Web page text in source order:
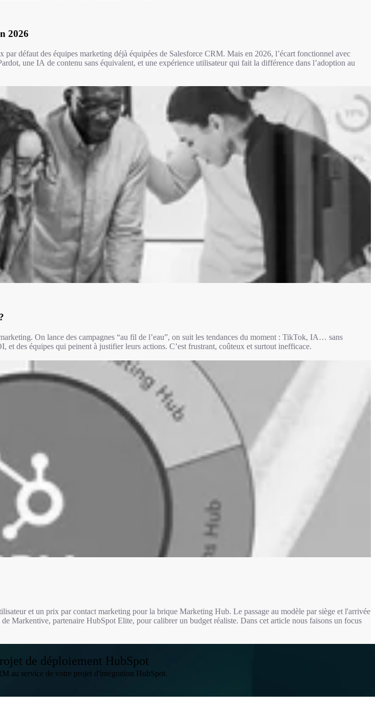
2026
défaut des équipes marketing déjà équipées de Salesforce CRM. Mais en 2026, l’écart fonctionnel avec
une IA de contenu sans équivalent, et une expérience utilisateur qui fait la différence dans l’adoption au
On lance des campagnes “au fil de l’eau”, on suit les tendances du moment : TikTok, IA… sans
et des équipes qui peinent à justifier leurs actions. C’est frustrant, coûteux et surtout inefficace.
et un prix par contact marketing pour la brique Marketing Hub. Le passage au modèle par siège et l'arrivée
Markentive, partenaire HubSpot Elite, pour calibrer un budget réaliste. Dans cet article nous faisons un focus
de déploiement HubSpot
au service de votre projet d'intégration HubSpot.